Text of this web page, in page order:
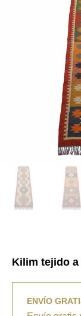
Kilim tejido
ENVÍO